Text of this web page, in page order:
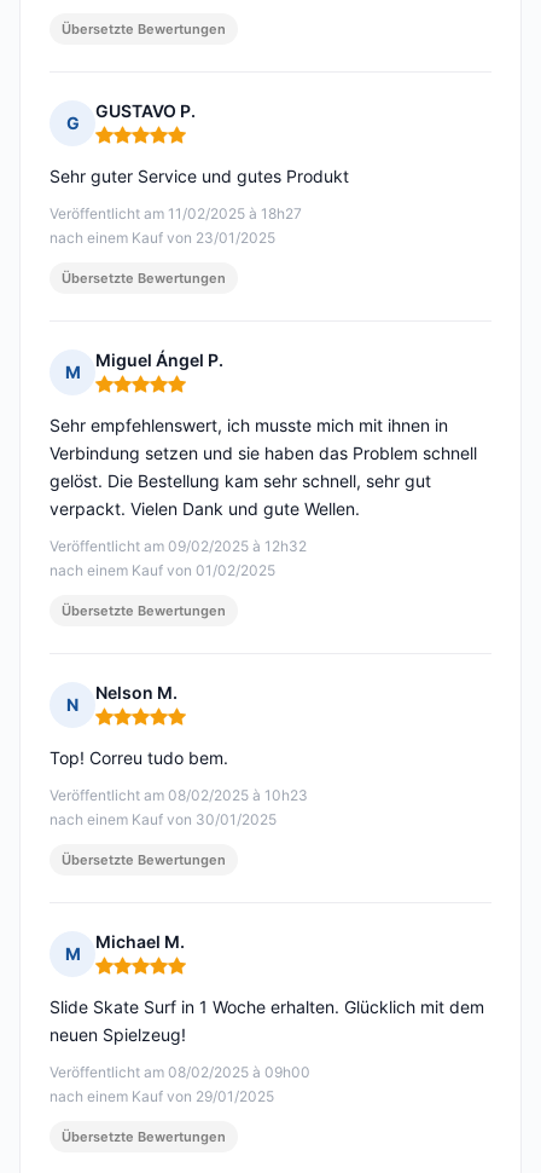
Übersetzte Bewertungen
G
GUSTAVO P.
Hinweis: 5 von 5
Veröffentlicht am 11/02/2025 à 18h27
nach einem Kauf von 23/01/2025
Sehr guter Service und gutes Produkt
Übersetzte Bewertungen
M
Miguel Ángel P.
Hinweis: 5 von 5
Veröffentlicht am 09/02/2025 à 12h32
nach einem Kauf von 01/02/2025
Sehr empfehlenswert, ich musste mich mit ihnen in
Verbindung setzen und sie haben das Problem schnell
gelöst. Die Bestellung kam sehr schnell, sehr gut
verpackt. Vielen Dank und gute Wellen.
Übersetzte Bewertungen
N
Nelson M.
Hinweis: 5 von 5
Veröffentlicht am 08/02/2025 à 10h23
nach einem Kauf von 30/01/2025
Top! Correu tudo bem.
Übersetzte Bewertungen
M
Michael M.
Hinweis: 5 von 5
Veröffentlicht am 08/02/2025 à 09h00
nach einem Kauf von 29/01/2025
Slide Skate Surf in 1 Woche erhalten. Glücklich mit dem
neuen Spielzeug!
Übersetzte Bewertungen